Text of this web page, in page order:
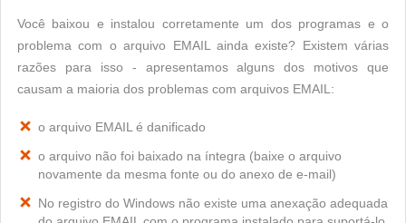
Você baixou e instalou corretamente um dos programas e o
problema com o arquivo EMAIL ainda existe? Existem várias
razões para isso - apresentamos alguns dos motivos que
causam a maioria dos problemas com arquivos EMAIL:
o arquivo EMAIL é danificado
o arquivo não foi baixado na íntegra (baixe o arquivo
novamente da mesma fonte ou do anexo de e-mail)
No registro do Windows não existe uma anexação adequada